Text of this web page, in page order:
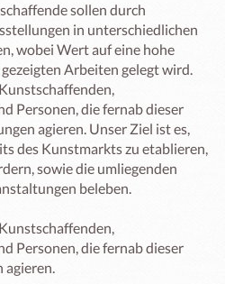
sollen durch
in unterschiedlichen
wobei Wert auf eine hohe
Arbeiten gelegt wird.
Personen, die fernab dieser
agieren. Unser Ziel ist es,
des Kunstmarkts zu etablieren,
sowie die umliegenden
beleben.
Personen, die fernab dieser
agieren.